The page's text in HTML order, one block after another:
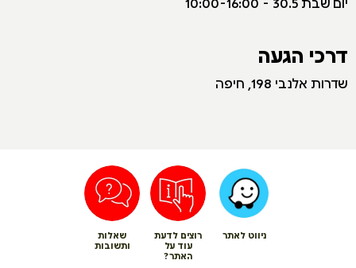
דרכי הגעה
שדרות אלנבי 198, חיפה
ניווט לאתר
רוצים לדעת
עוד על
האתר?
שאלות
ותשובות